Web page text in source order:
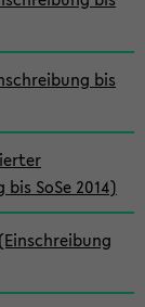
bis
SoSe 2014)